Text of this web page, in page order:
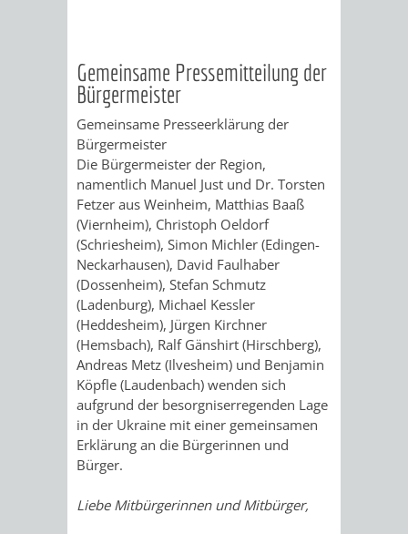
Gemeinsame Pressemitteilung der
Bürgermeister
Gemeinsame Presseerklärung der
Bürgermeister
Die Bürgermeister der Region,
namentlich Manuel Just und Dr. Torsten
Fetzer aus Weinheim, Matthias Baaß
(Viernheim), Christoph Oeldorf
(Schriesheim), Simon Michler (Edingen-
Neckarhausen), David Faulhaber
(Dossenheim), Stefan Schmutz
(Ladenburg), Michael Kessler
(Heddesheim), Jürgen Kirchner
(Hemsbach), Ralf Gänshirt (Hirschberg),
Andreas Metz (Ilvesheim) und Benjamin
Köpfle (Laudenbach) wenden sich
aufgrund der besorgniserregenden Lage
in der Ukraine mit einer gemeinsamen
Erklärung an die Bürgerinnen und
Bürger.
Liebe Mitbürgerinnen und Mitbürger,